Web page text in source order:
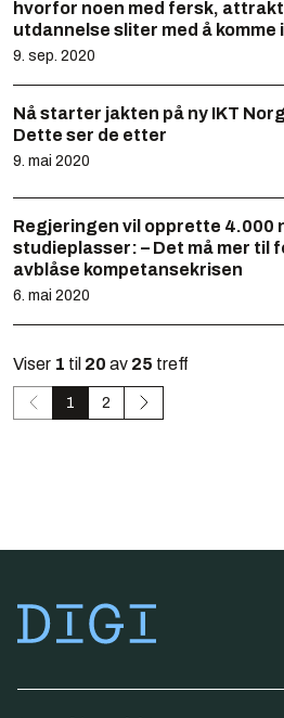
hvorfor noen med fersk,
utdannelse sliter med å komme
9. sep. 2020
Nå starter jakten på ny IKT
Dette ser de etter
9. mai 2020
Regjeringen vil opprette 4.000
studieplasser: – Det må mer til
avblåse kompetansekrisen
6. mai 2020
Viser 1 til 20 av 25 treff
1 2